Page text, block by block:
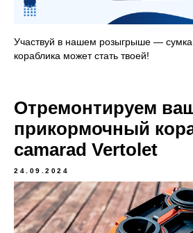
Участвуй в нашем розыгрыше —
кораблика может стать твоей!
Отремонтируем
прикормочный
camarad Vertolet
24.09.2024